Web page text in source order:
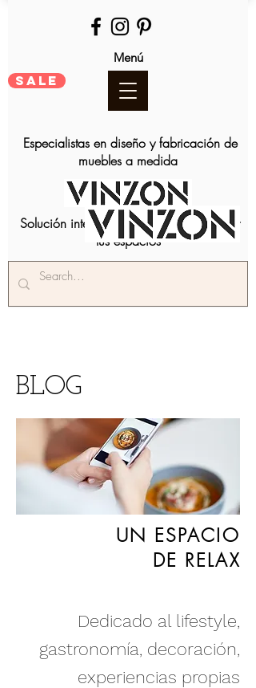
Menú
SALE
Especialistas en diseño y fabricación de
muebles a medida
Solución integral para amoblar y decorar
tus espacios
BLOG
UN ESPACIO
DE RELAX
Dedicado al lifestyle,
gastronomía, decoración,
experiencias propias